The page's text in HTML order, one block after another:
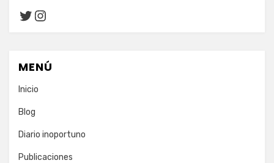
Twitter
Instagram
MENÚ
Inicio
Blog
Diario inoportuno
Publicaciones